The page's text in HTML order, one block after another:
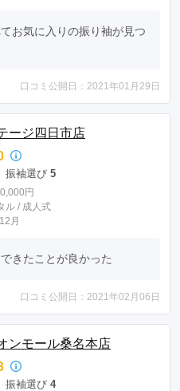
お気に入りの振り袖が見つ
口コミ公開日：2021年01月29日
ージ四日市店
振袖選び 5
円
ル / 成人式
月
きたことが良かった
口コミ公開日：2021年02月06日
モール桑名本店
振袖選び 4